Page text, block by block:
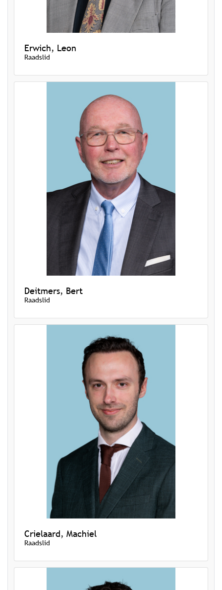
Erwich, Leon
Raadslid
Deitmers, Bert
Raadslid
Crielaard, Machiel
Raadslid